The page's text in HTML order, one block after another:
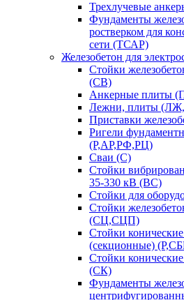
Трехлучевые
Фундаменты
ростверком для
сети (ТСАР)
Железобетон для
Стойки
(СВ)
Анкерные плиты
Лежни, плиты
Приставки
Ригели
(Р,АР,РФ,РЦ)
Сваи (С)
Стойки
35-330 кВ (ВС)
Стойки для
Стойки
(СЦ,СЦП)
Стойки
(секционные)
Стойки
(СК)
Фундаменты